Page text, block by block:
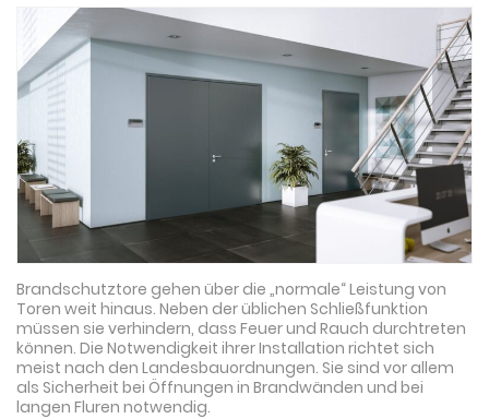
Brandschutztore gehen über die „normale“ Leistung von
Toren weit hinaus. Neben der üblichen Schließfunktion
müssen sie verhindern, dass Feuer und Rauch durchtreten
können. Die Notwendigkeit ihrer Installation richtet sich
meist nach den Landesbauordnungen. Sie sind vor allem
als Sicherheit bei Öffnungen in Brandwänden und bei
langen Fluren notwendig.